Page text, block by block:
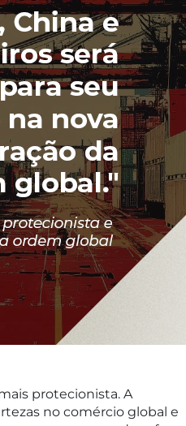
protecionista. A
no comércio global e